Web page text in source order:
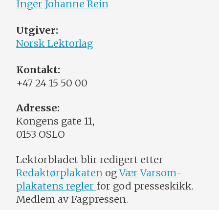
Inger Johanne Rein
Utgiver:
Norsk Lektorlag
Kontakt:
+47 24 15 50 00
Adresse:
Kongens gate 11,
0153 OSLO
Lektorbladet blir redigert etter
Redaktørplakaten ogVær Varsom-
plakatens regler for god presseskikk.
Medlem av Fagpressen.